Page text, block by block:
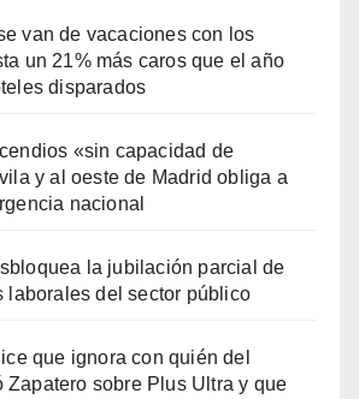
van de vacaciones con los
un 21% más caros que el año
disparados
«sin capacidad de
y al oeste de Madrid obliga a
nacional
la jubilación parcial de
laborales del sector público
que ignora con quién del
Zapatero sobre Plus Ultra y que